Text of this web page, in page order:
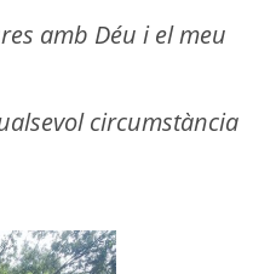
amb Déu i el meu
circumstància